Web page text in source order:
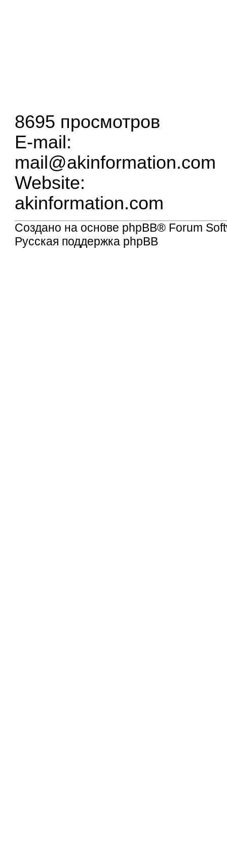
8695 просмотров
E-mail:
mail@akinformation.com
Website:
akinformation.com
Создано на основе phpBB® Forum
Русская поддержка phpBB